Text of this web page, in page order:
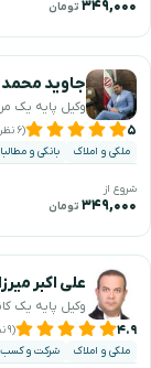
۳۴۹,۰۰۰ تومان
جاوید
وکیل پایه یک
۵ (۶ نظر)
ملکی و املاک بانکی و
شروع از
۳۴۹,۰۰۰ تومان
علی اکبر
وکیل پایه یک
۴.۹ (۹ نظر)
ملکی و املاک شرکت و